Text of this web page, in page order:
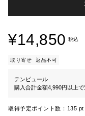
¥14,850 税込
取り寄せ 返品不可
テンピュール
購入合計金額4,990円以上
取得予定ポイント数： 135 pt